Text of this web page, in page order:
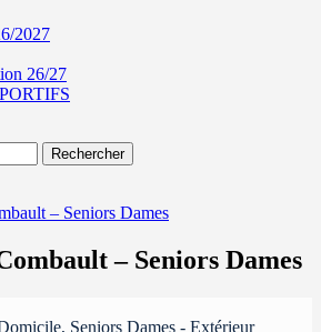
2027
26/27
– Seniors Dames
– Seniors Dames
Seniors Dames - Extérieur